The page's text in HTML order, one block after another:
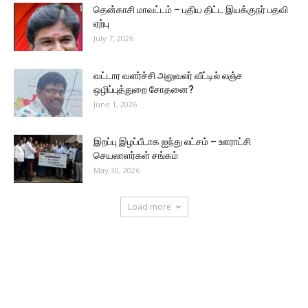
தென்காசி மாவட்டம் – புதிய திட்ட இயக்குநர் பதவி
ஏற்பு
July 7, 2026
வட்டார வளர்ச்சி அலுவலர் வீட்டில் லஞ்ச
ஒழிப்புத்துறை சோதனை?
June 1, 2026
இறப்பு இழப்பீடாக ஐந்து லட்சம் – ஊராட்சி
செயலாளர்கள் சங்கம்
May 30, 2026
Load more